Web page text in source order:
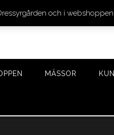
MÄSSOR
och i